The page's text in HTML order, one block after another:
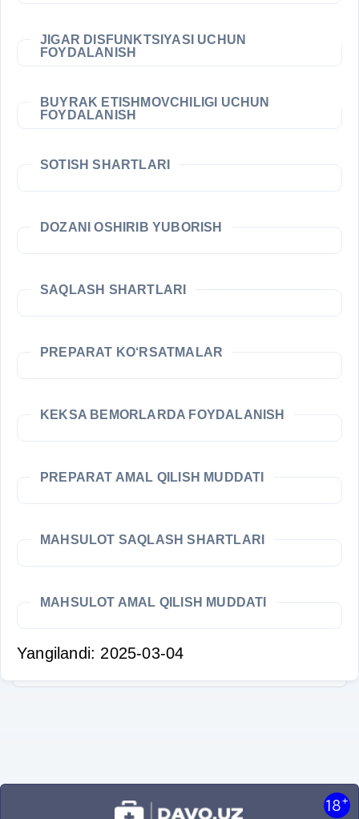
JIGAR DISFUNKTSIYASI UCHUN
FOYDALANISH
BUYRAK ETISHMOVCHILIGI UCHUN
FOYDALANISH
SOTISH SHARTLARI
DOZANI OSHIRIB YUBORISH
SAQLASH SHARTLARI
PREPARAT KO‘RSATMALAR
KEKSA BEMORLARDA FOYDALANISH
PREPARAT AMAL QILISH MUDDATI
MAHSULOT SAQLASH SHARTLARI
MAHSULOT AMAL QILISH MUDDATI
Yangilandi: 2025-03-04
18+